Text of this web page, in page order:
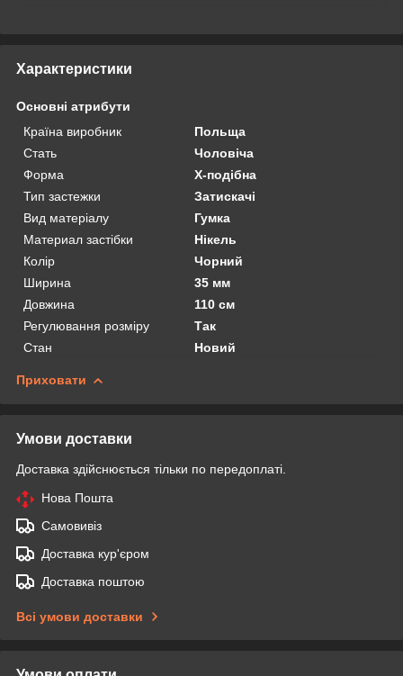
Характеристики
Основні атрибути
Країна виробник
Польща
Стать
Чоловіча
Форма
Х-подібна
Тип застежки
Затискачі
Вид матеріалу
Гумка
Материал застібки
Нікель
Колір
Чорний
Ширина
35 мм
Довжина
110 см
Регулювання розміру
Так
Стан
Новий
Приховати
Умови доставки
Доставка здійснюється тільки по передоплаті.
Нова Пошта
Самовивіз
Доставка кур'єром
Доставка поштою
Всі умови доставки